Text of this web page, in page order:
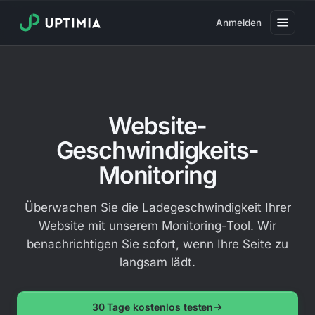
Anmelden
Geschwindigkeits-Monitoring
Real User Monitoring
Web-Transaktions-Monitoring
SSL-Monitoring
Domain-Monitoring
Website-
Geschwindigkeits-
Monitoring
Überwachen Sie die Ladegeschwindigkeit Ihrer
Website mit unserem Monitoring-Tool. Wir
benachrichtigen Sie sofort, wenn Ihre Seite zu
langsam lädt.
30 Tage kostenlos testen